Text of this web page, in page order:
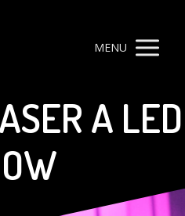
MENU
A LED